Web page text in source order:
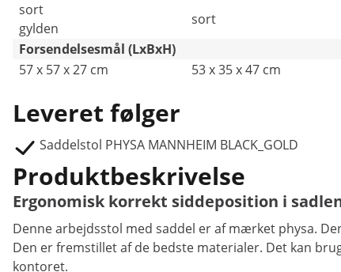
sort
gylden
sort
Forsendelsesmål (LxBxH)
57 x 57 x 27 cm
53 x 35 x 47 cm
Leveret følger
Saddelstol PHYSA MANNHEIM BLACK_GOLD
Produktbeskrivelse
Ergonomisk korrekt siddeposition i
Denne arbejdsstol med saddel er af mærket physa.
Den er fremstillet af de bedste materialer. Det kan
kontoret.